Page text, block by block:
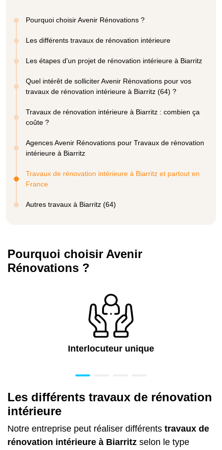
Pourquoi choisir Avenir Rénovations ?
Les différents travaux de rénovation intérieure
Les étapes d'un projet de rénovation intérieure à Biarritz
Quel intérêt de solliciter Avenir Rénovations pour vos
travaux de rénovation intérieure à Biarritz (64) ?
Travaux de rénovation intérieure à Biarritz : combien ça
coûte ?
Agences Avenir Rénovations pour Travaux de rénovation
intérieure à Biarritz
Travaux de rénovation intérieure à Biarritz et partout en
France
Autres travaux à Biarritz (64)
Pourquoi choisir Avenir
Rénovations ?
Interlocuteur unique
Les différents travaux de rénovation
intérieure
Notre entreprise peut réaliser différents travaux de
rénovation intérieure à Biarritz selon le type